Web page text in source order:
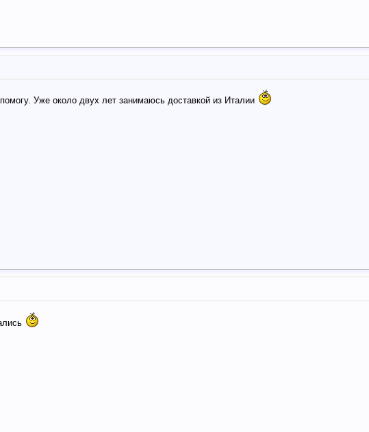
Уже около двух лет занимаюсь доставкой из Италии